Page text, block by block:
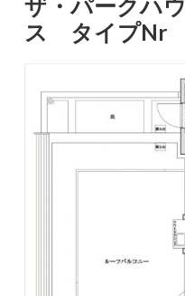
ザ・パークハ
ス タイプNr